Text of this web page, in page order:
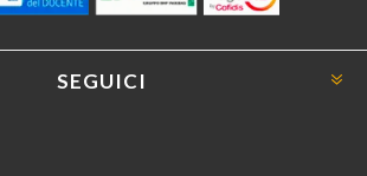
SEGUICI